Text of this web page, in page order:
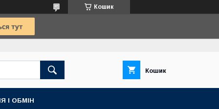
Кошик
Кошик
І ОБМІН